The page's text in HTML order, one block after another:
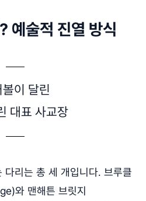
예술적 진열 방식
볼이 달린
대표 사교장
다리는 총 세 개입니다. 브루클
와 맨해튼 브릿지